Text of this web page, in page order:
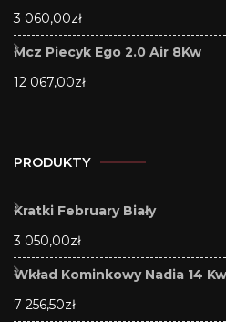
3 060,00zł
Mcz Piecyk Ego 2.0 Air 8Kw
12 067,00zł
PRODUKTY
Kratki February Biały
3 050,00zł
Wkład Kominkowy Nadia 14
7 256,50zł